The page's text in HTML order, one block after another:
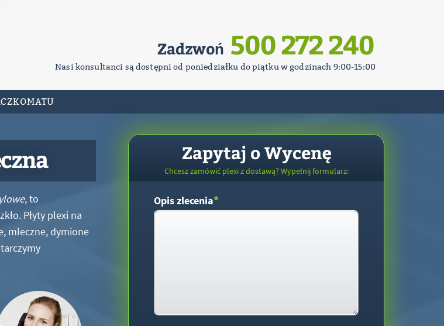
Zadzwoń 500 272 240
Nasi konsultanci są dostępni od poniedziałku do piątku w godzinach 9:00-15:00
, to
Płyty plexi na
mleczne, dymione
Zapytaj o Wycenę
Chcesz zamówić plexi z dostawą? Wypełnij formularz:
Opis zlecenia*